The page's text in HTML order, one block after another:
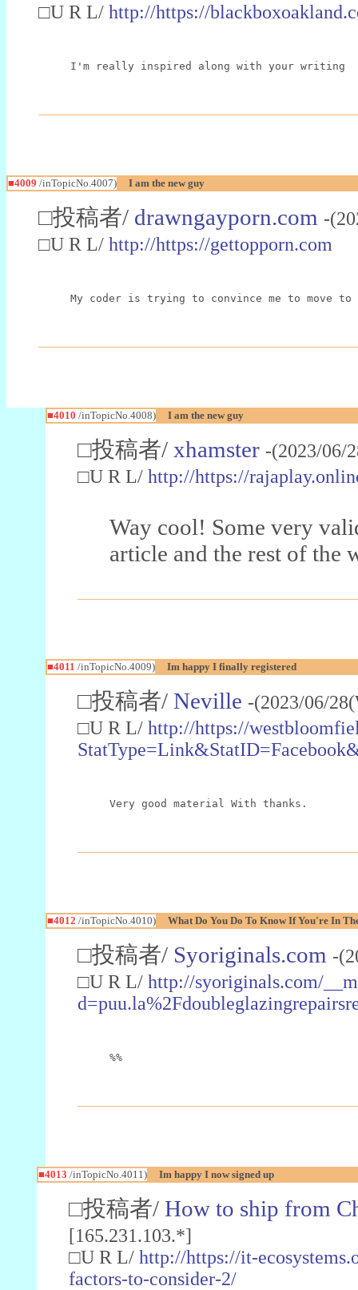
□U R L/ http://https://
I'm really inspired along with your writing
■4009 /inTopicNo.4007) I am the new guy
□投稿者/ drawngayporn.com -
□U R L/ http://https://gettopporn.com
My coder is trying to convince me to move
■4010 /inTopicNo.4008) I am the new guy
□投稿者/ xhamster -(2023/06/
□U R L/ http://https://
Way cool! Some very
article and the rest of the
■4011 /inTopicNo.4009) Im happy I finally registered
□投稿者/ Neville -(2023/06/
□U R L/ http://https://
Very good material With thanks.
■4012 /inTopicNo.4010) What Do You Do To Know If You're In
□投稿者/ Syoriginals.com -
□U R L/ http://syoriginals.com/
%%
■4013 /inTopicNo.4011) Im happy I now signed up
□投稿者/ How to ship from
[165.231.103.*]
□U R L/ http://https://it-
factors-to-consider-2/